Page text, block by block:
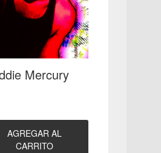
Mercury
AGREGAR AL
CARRITO